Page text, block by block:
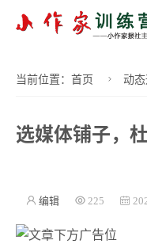
当前位置： 首页 动
选媒体铺子，
编辑 225